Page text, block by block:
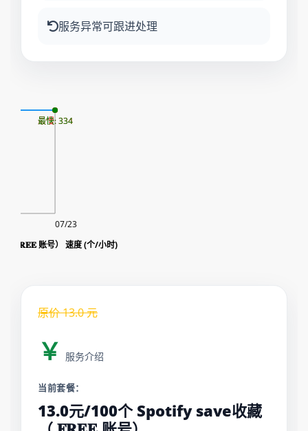
服务异常可跟进处理
𝐅𝐑𝐄𝐄 账号） 速度 (个/小时)
07/23
最慢: 334
最快: 334
原价13.0元
￥ 服务介绍
当前套餐：
13.0元/100个 Spotify save收藏